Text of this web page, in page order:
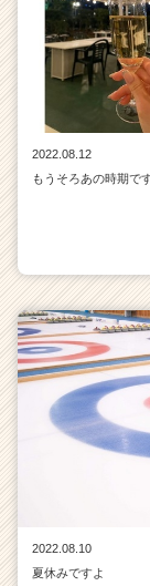
2022.08.12
もうそろあの時期で
2022.08.10
夏休みですよ